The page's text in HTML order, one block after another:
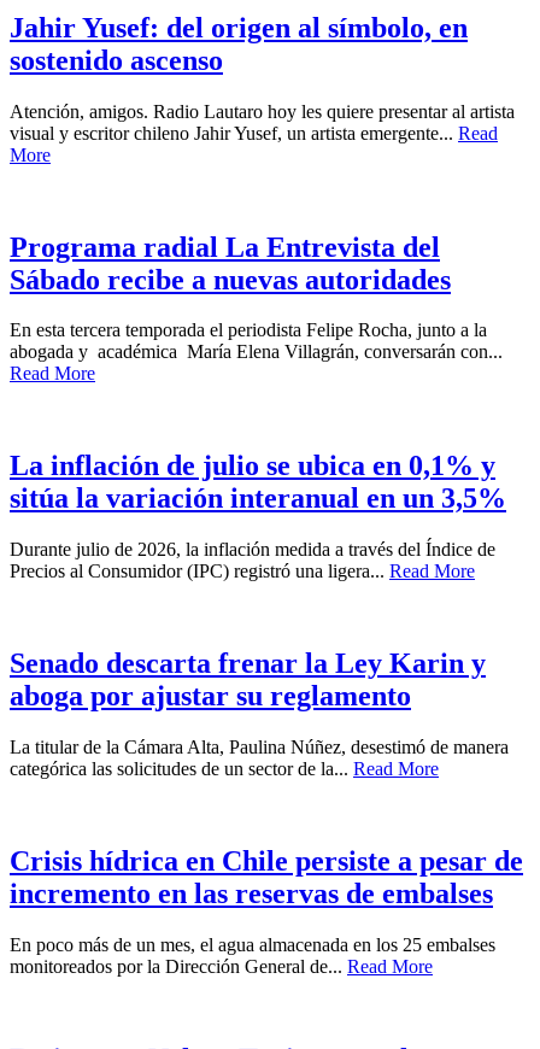
Jahir Yusef: del origen al símbolo, en
sostenido ascenso
Atención, amigos. Radio Lautaro hoy les quiere presentar al artista
visual y escritor chileno Jahir Yusef, un artista emergente... Read
More
Programa radial La Entrevista del
Sábado recibe a nuevas autoridades
En esta tercera temporada el periodista Felipe Rocha, junto a la
abogada y académica María Elena Villagrán, conversarán con...
Read More
La inflación de julio se ubica en 0,1% y
sitúa la variación interanual en un 3,5%
Durante julio de 2026, la inflación medida a través del Índice de
Precios al Consumidor (IPC) registró una ligera... Read More
Senado descarta frenar la Ley Karin y
aboga por ajustar su reglamento
La titular de la Cámara Alta, Paulina Núñez, desestimó de manera
categórica las solicitudes de un sector de la... Read More
Crisis hídrica en Chile persiste a pesar de
incremento en las reservas de embalses
En poco más de un mes, el agua almacenada en los 25 embalses
monitoreados por la Dirección General de... Read More